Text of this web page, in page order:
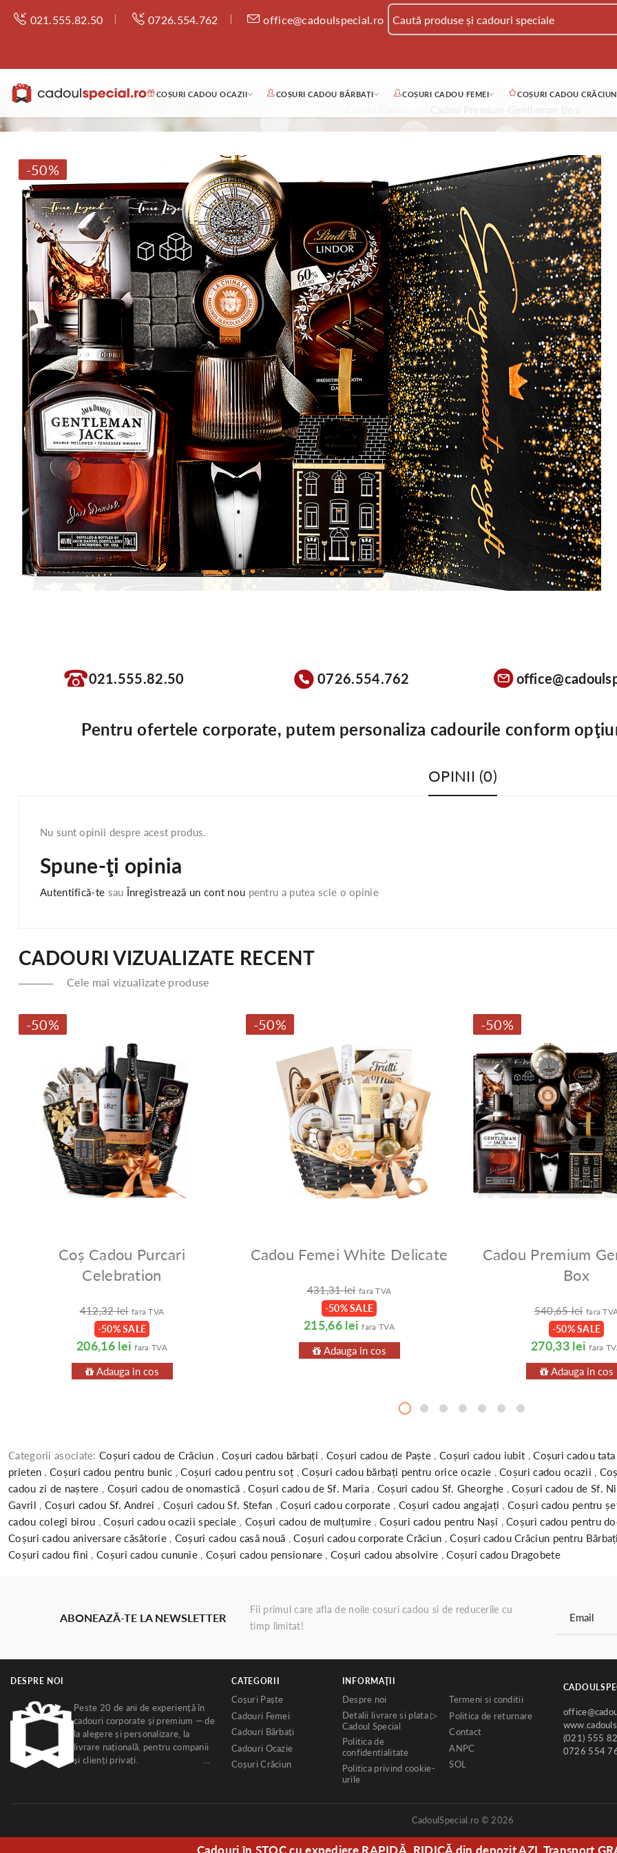
021.555.82.50 0726.554.762 office@cadoulspecial.ro
COȘURI CADOU OCAZII COȘURI CADOU BĂRBAȚI COȘURI CADOU FEMEI COȘURI CADOU CRĂCIUN
-50%
021.555.82.50 0726.554.762
Pentru ofertele corporate, putem personaliza cadourile conform
OPINII (0)
Nu sunt opinii despre acest produs.
Spune-ţi opinia
Autentifică-te sau Înregistrează un cont nou pentru a putea scie o opinie
CADOURI VIZUALIZATE RECENT
Cele mai vizualizate produse
-50%
Coș Cadou Purcari
Celebration
412,32 lei fara TVA
-50% SALE
206,16 lei fara TVA
Adauga in cos
-50%
Cadou Femei White Delicate
431,31 lei fara TVA
-50% SALE
215,66 lei fara TVA
Adauga in cos
-50%
Cadou Premium
Box
540,65 lei fara
-50% SALE
270,33 lei fara
Adauga in cos
Categorii asociate:Coșuri cadou de Crăciun , Coșuri cadou bărbați , Coșuri cadou de Paște , Coșuri cadou iubit ,Coșuri cadou
prieten ,Coșuri cadou pentru bunic ,Coșuri cadou pentru soț ,Coșuri cadou bărbați pentru orice ocazie ,Coșuri cadou ocazii ,
cadou zi de naștere , Coșuri cadou de onomastică ,Coșuri cadou de Sf. Maria , Coșuri cadou Sf. Gheorghe ,Coșuri cadou de Sf.
Gavril , Coșuri cadou Sf. Andrei , Coșuri cadou Sf. Stefan ,Coșuri cadou corporate , Coșuri cadou angajați ,Coșuri cadou pentru
cadou colegi birou ,Coșuri cadou ocazii speciale , Coșuri cadou de mulțumire ,Coșuri cadou pentru Nași ,Coșuri cadou pentru
Coșuri cadou aniversare căsătorie , Coșuri cadou casă nouă ,Coșuri cadou corporate Crăciun ,Coșuri cadou Crăciun pentru
Coșuri cadou fini ,Coșuri cadou cununie , Coșuri cadou pensionare , Coșuri cadou absolvire ,Coșuri cadou Dragobete
ABONEAZĂ-TE LA NEWSLETTER
Fii primul care afla de noile cosuri cadou si de reducerile cu
timp limitat!
DESPRE NOI
Peste 20 de ani de experiență în
cadouri corporate și premium — de
la alegere și personalizare, la
livrare națională, pentru companii
și clienți privați.
CATEGORII
Coșuri Paște
Cadouri Femei
Cadouri Bărbați
Cadouri Ocazie
Coșuri Crăciun
INFORMAŢII
Despre noi
Detalii livrare si plata ▷
Cadoul Special
Politica de
confidentialitate
Politica privind cookie-
urile
Termeni si conditii
Politica de returnare
Contact
ANPC
SOL
(021) 555
0726 554
CadoulSpecial.ro © 2026